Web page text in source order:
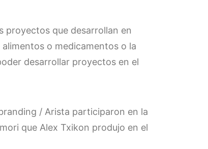
proyectos que desarrollan en
o medicamentos o la
desarrollar proyectos en el
/ Arista participaron en la
que Alex Txikon produjo en el